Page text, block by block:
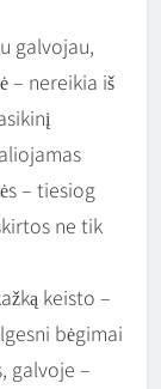
galvojau,
– nereikia iš
– tiesiog
ne tik
keisto –
bėgimai
galvoje –